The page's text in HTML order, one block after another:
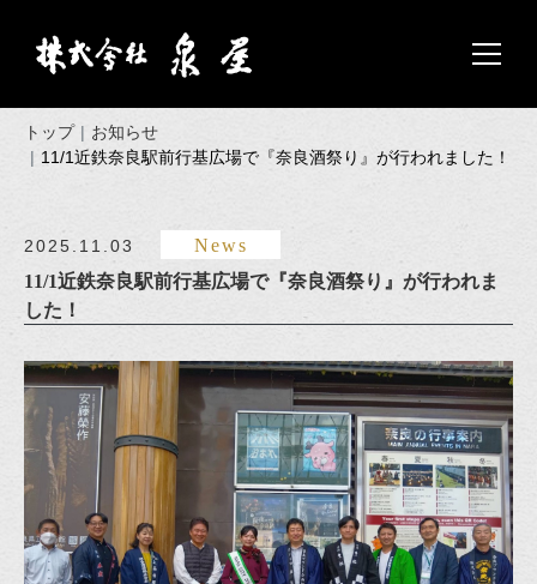
トップ
お知らせ
11/1近鉄奈良駅前行基広場で『奈良酒祭り』が行われました！
2025.11.03
News
11/1近鉄奈良駅前行基広場で『奈良酒祭り』が行われま
した！